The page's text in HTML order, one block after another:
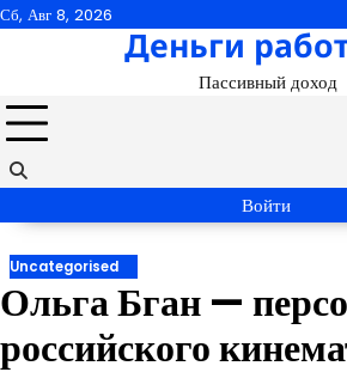
Перейти
Сб, Авг 8, 2026
Деньги
Пассивный доход
Войти
Uncategorised
Ольга Бган —
российского